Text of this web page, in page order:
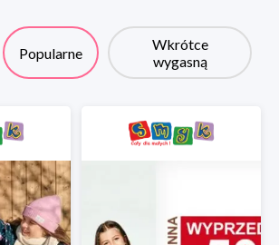
Popularne
Wkrótce
wygasną